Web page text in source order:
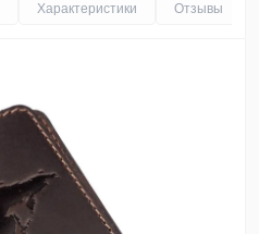
Характеристики Отзывы